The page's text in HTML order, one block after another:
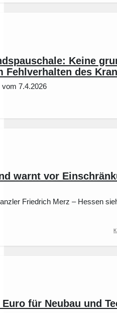
Keine
Fehlverhalten des
7.4.2026
warnt vor
Friedrich Merz – Hessen
für Neubau und